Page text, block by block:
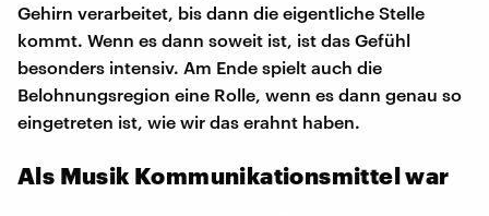
Gehirn verarbeitet, bis dann die eigentliche Stelle
kommt. Wenn es dann soweit ist, ist das Gefühl
besonders intensiv. Am Ende spielt auch die
Belohnungsregion eine Rolle, wenn es dann genau so
eingetreten ist, wie wir das erahnt haben.
Als Musik Kommunikationsmittel war